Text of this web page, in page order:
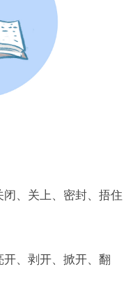
、关上、密封、捂住
、剥开、掀开、翻